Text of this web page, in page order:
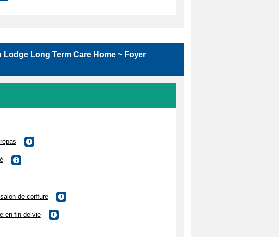
Lodge Long Term Care Home ~ Foyer
de coiffure
en fin de vie